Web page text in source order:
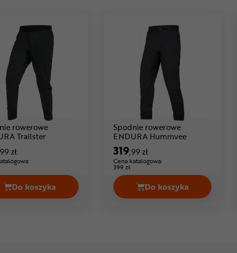
HydraDri 3.0 Cena 599,99 zł
rowerowe
Trailster
zł
Do koszyka
Spodnie rowerowe ENDURA Trailster Cena 339,99 zł
Spodnie rowerowe
ENDURA Hummvee
319,99 zł
Cena katalogowa:
399 zł
Do koszyka
Spodnie rowerowe